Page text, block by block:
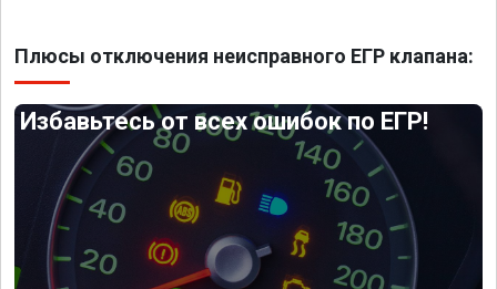
Плюсы отключения неисправного ЕГР клапана:
Избавьтесь от всех ошибок по ЕГР!